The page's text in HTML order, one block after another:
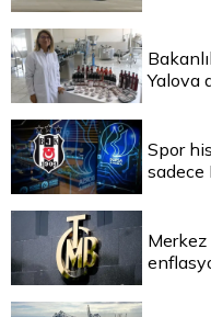
Yalova
Spor
sadece
Merkez